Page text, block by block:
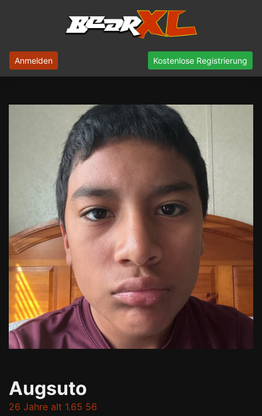
Anmelden Kostenlose Registrierung
Augsuto
26 Jahre alt 1.65 56